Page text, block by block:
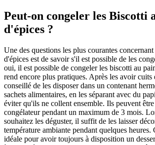
Peut-on congeler les Biscotti
d'épices ?
Une des questions les plus courantes
d'épices est de savoir s'il est possible de les
oui, il est possible de congeler les biscotti au
rend encore plus pratiques. Après les avoir
conseillé de les disposer dans un contenant
sachets alimentaires, en les séparant avec du
éviter qu'ils ne collent ensemble. Ils peuvent être
congélateur pendant un maximum de 3 mois.
souhaitez les déguster, il suffit de les laisser
température ambiante pendant quelques heures.
idéale pour avoir toujours à disposition un